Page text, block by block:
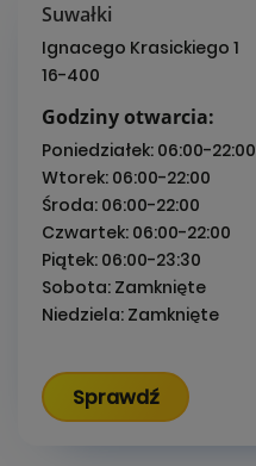
Suwałki
Ignacego Krasickiego 1
16-400
Godziny otwarcia:
Poniedziałek: 06:00-22:00
Wtorek: 06:00-22:00
Środa: 06:00-22:00
Czwartek: 06:00-22:00
Piątek: 06:00-23:30
Sobota: Zamknięte
Niedziela: Zamknięte
Sprawdź